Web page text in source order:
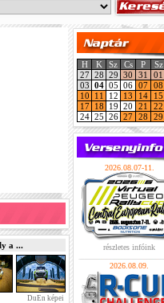
a ...
DuEn képei
H K Sz Cs P Sz
27 28 29 30 31 01
03 04 05 06 07 08
10
11 12 13 14 15
17
18 19 20 21 22
24 25 26 27 28 29
2026.08.07-11.
részletes infóink
2026.08.09.